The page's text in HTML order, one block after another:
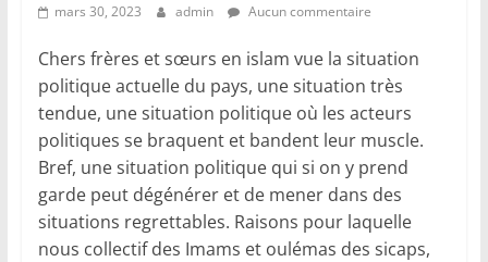
mars 30, 2023 admin Aucun commentaire
Chers frères et sœurs en islam vue la situation
politique actuelle du pays, une situation très
tendue, une situation politique où les acteurs
politiques se braquent et bandent leur muscle.
Bref, une situation politique qui si on y prend
garde peut dégénérer et de mener dans des
situations regrettables. Raisons pour laquelle
nous collectif des Imams et oulémas des sicaps,